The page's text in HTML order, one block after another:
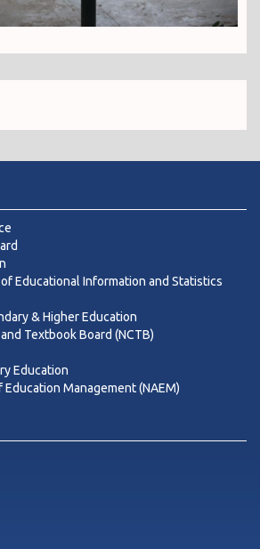
Educational Information and Statistics
& Higher Education
Textbook Board (NCTB)
Education
Management (NAEM)